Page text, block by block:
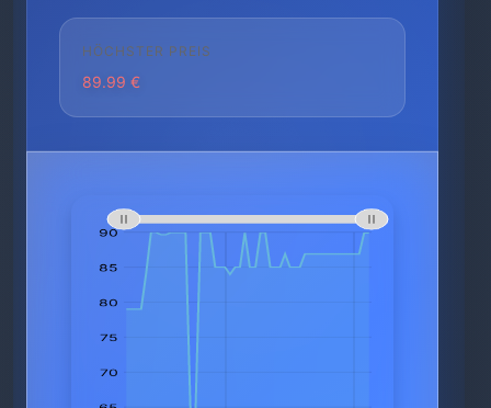
HÖCHSTER PREIS
89.99 €